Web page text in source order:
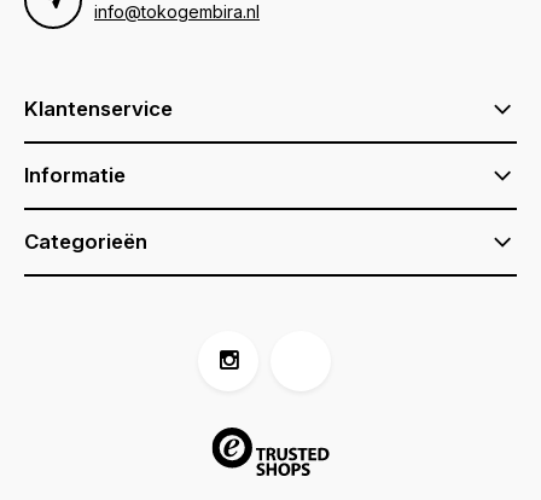
info@tokogembira.nl
Klantenservice
Informatie
Categorieën